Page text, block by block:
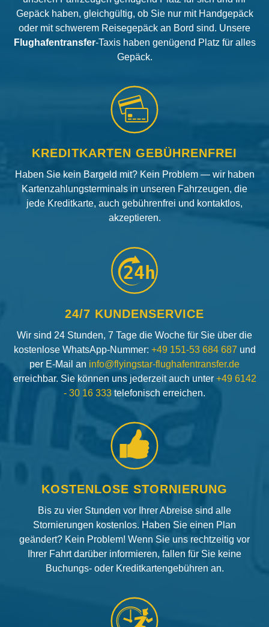
Gepäck haben, gleichgültig, ob Sie nur mit Handgepäck
oder mit schwerem Reisegepäck an Bord sind. Unsere
Flughafentransfer-Taxis haben genügend Platz für alles
Gepäck.
KREDITKARTEN GEBÜHRENFREI
Haben Sie kein Bargeld mit? Kein Problem — wir haben
Kartenzahlungsterminals in unseren Fahrzeugen, die
jede Kreditkarte, auch gebührenfrei und kontaktlos,
akzeptieren.
24h
24/7 KUNDENSERVICE
Wir sind 24 Stunden, 7 Tage die Woche für Sie über die
kostenlose WhatsApp-Nummer: +49 151-53 684 687 und
per E-Mail an info@flyingstar-flughafentransfer.de
erreichbar. Sie können uns jederzeit auch unter +49 6142
- 30 16 333 telefonisch erreichen.
KOSTENLOSE STORNIERUNG
Bis zu vier Stunden vor Ihrer Abreise sind alle
Stornierungen kostenlos. Haben Sie einen Plan
geändert? Kein Problem! Wenn Sie uns rechtzeitig vor
Ihrer Fahrt darüber informieren, fallen für Sie keine
Buchungs- oder Kreditkartengebühren an.